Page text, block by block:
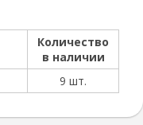
Количество
в наличии
9 шт.